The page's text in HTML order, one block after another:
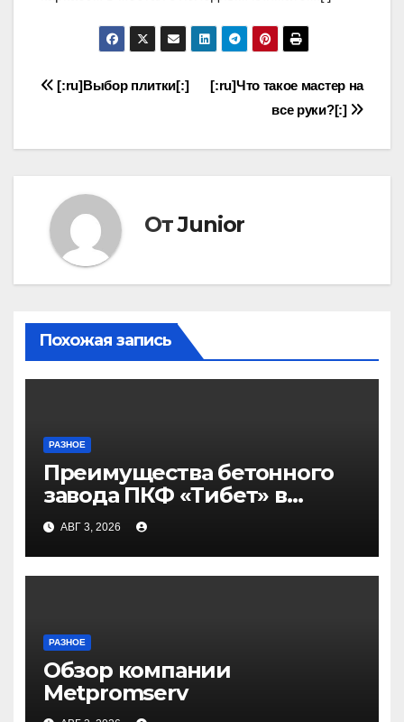
Навигация
[:ru]Что такое мастер на
все руки?[:]
[:ru]Выбор плитки[:]
ОтJunior
Похожая запись
РАЗНОЕ
Преимущества бетонного
завода ПКФ «Тибет» в
Волгограде и Волжском
АВГ 3, 2026
РАЗНОЕ
Обзор компании
Metpromserv